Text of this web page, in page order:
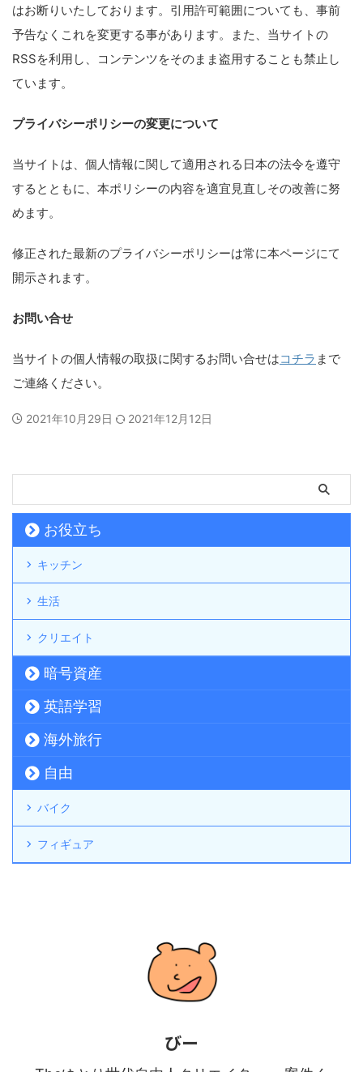
はお断りいたしております。引用許可範囲についても、事前
予告なくこれを変更する事があります。また、当サイトの
RSSを利用し、コンテンツをそのまま盗用することも禁止し
ています。
プライバシーポリシーの変更について
当サイトは、個人情報に関して適用される日本の法令を遵守
するとともに、本ポリシーの内容を適宜見直しその改善に努
めます。
修正された最新のプライバシーポリシーは常に本ページにて
開示されます。
お問い合せ
当サイトの個人情報の取扱に関するお問い合せはコチラ まで
ご連絡ください。
2021年10月29日 2021年12月12日
お役立ち
キッチン
生活
クリエイト
暗号資産
英語学習
海外旅行
自由
バイク
フィギュア
びー